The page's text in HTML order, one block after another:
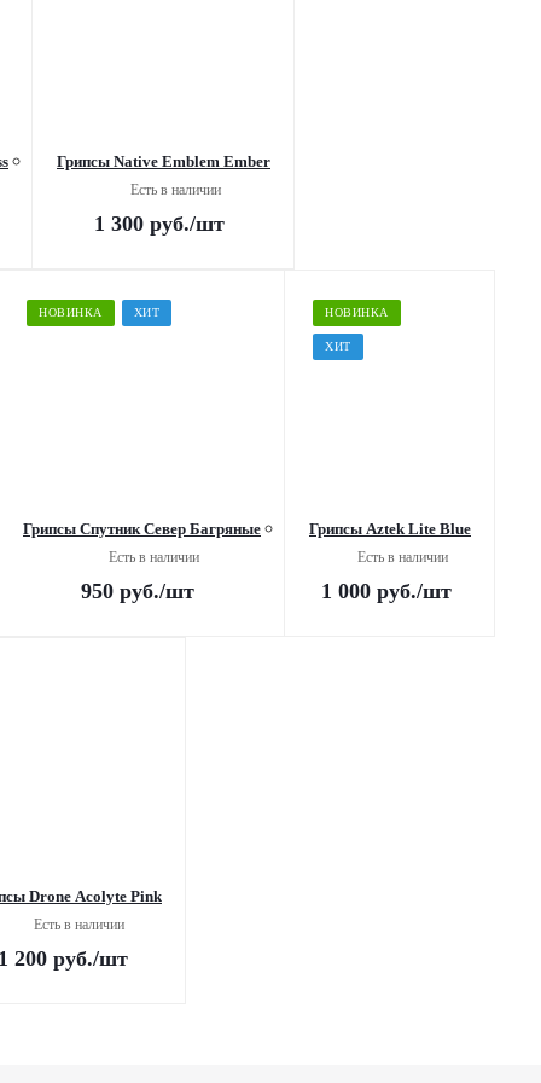
Грипсы Native Emblem Ember
Есть в наличии
1 300 руб./шт
НОВИНКА ХИТ
Грипсы Спутник Север Багряные
Есть в наличии
950 руб./шт
НОВИНКА
ХИТ
Грипсы Aztek Lite Blue
Есть в наличии
1 000руб./шт
Drone Acolyte Pink
Есть в наличии
200 руб./шт